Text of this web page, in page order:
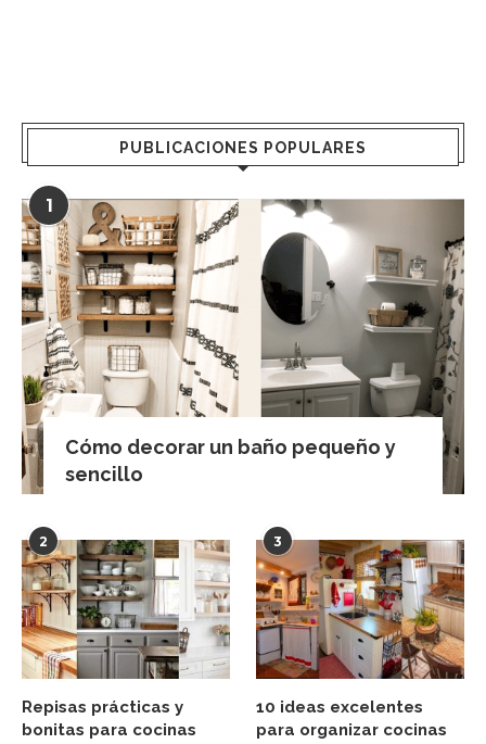
PUBLICACIONES POPULARES
1
Cómo decorar un baño pequeño y
sencillo
2
Repisas prácticas y
bonitas para cocinas
3
10 ideas excelentes
para organizar cocinas